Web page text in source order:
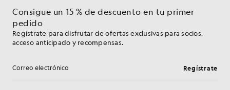
Consigue un 15 % de descuento en tu primer
pedido
Regístrate para disfrutar de ofertas exclusivas para socios,
acceso anticipado y recompensas.
Dirección de correo electrónico Regístrate